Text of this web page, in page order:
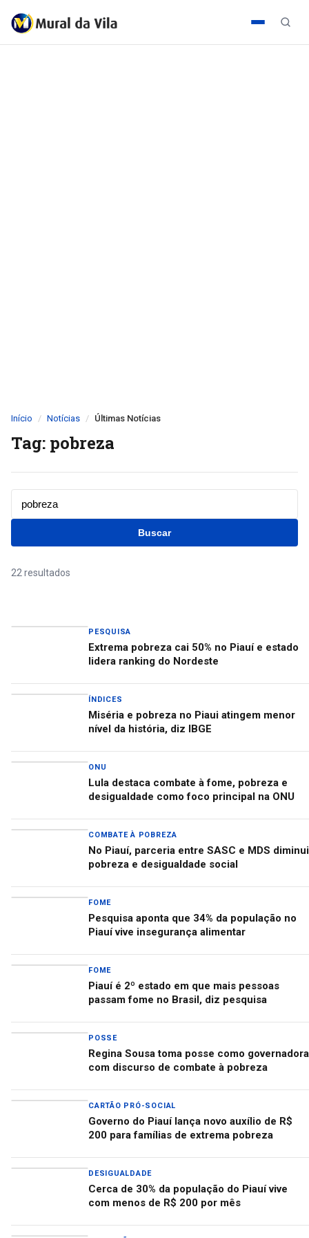
Início Notícias Últimas Notícias
Tag: pobreza
Buscar
22 resultados
PESQUISA
Extrema pobreza cai 50% no Piauí e estado
lidera ranking do Nordeste
ÍNDICES
Miséria e pobreza no Piaui atingem menor
nível da história, diz IBGE
ONU
Lula destaca combate à fome, pobreza e
desigualdade como foco principal na ONU
COMBATE À POBREZA
No Piauí, parceria entre SASC e MDS diminui
pobreza e desigualdade social
FOME
Pesquisa aponta que 34% da população no
Piauí vive insegurança alimentar
FOME
Piauí é 2º estado em que mais pessoas
passam fome no Brasil, diz pesquisa
POSSE
Regina Sousa toma posse como governadora
com discurso de combate à pobreza
CARTÃO PRÓ-SOCIAL
Governo do Piauí lança novo auxílio de R$
200 para famílias de extrema pobreza
DESIGUALDADE
Cerca de 30% da população do Piauí vive
com menos de R$ 200 por mês